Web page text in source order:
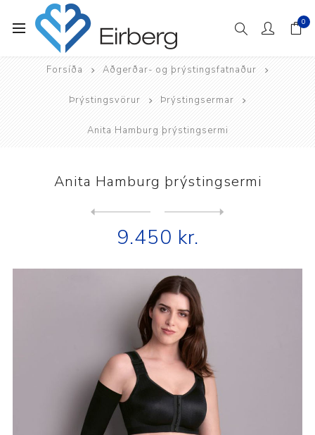
0
Forsíða Aðgerðar- og þrýstingsfatnaður
Þrýstingsvörur Þrýstingsermar
Anita Hamburg þrýstingsermi
Anita Hamburg þrýstingsermi
9.450 kr.